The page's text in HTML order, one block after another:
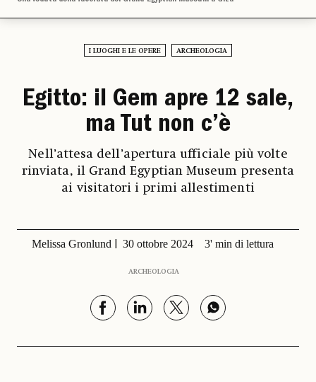
I LUOGHI E LE OPERE ARCHEOLOGIA
Egitto: il Gem apre 12 sale,
ma Tut non c’è
Nell’attesa dell’apertura ufficiale più volte
rinviata, il Grand Egyptian Museum presenta
ai visitatori i primi allestimenti
Melissa Gronlund 30 ottobre 2024 3' min di lettura
ARCHEOLOGIA